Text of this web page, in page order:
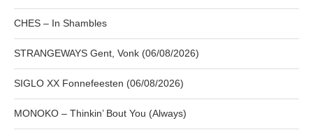
CHES – In Shambles
STRANGEWAYS Gent, Vonk (06/08/2026)
SIGLO XX Fonnefeesten (06/08/2026)
MONOKO – Thinkin’ Bout You (Always)